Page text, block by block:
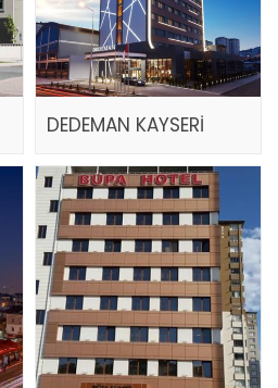
DEDEMAN KAYSERİ